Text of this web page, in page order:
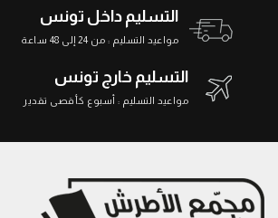
التسليم داخل تونس
مواعيد التسليم : من 24 إلى 48 ساعة
التسليم خارج تونس
مواعيد التسليم : أسبوع كأقصى تقدير